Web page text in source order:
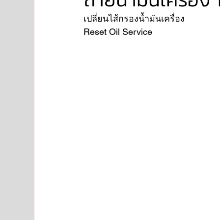
FORD JAGUAR
เปลี่ยนไส้กรองน้ำมันเครื่อง
Reset Oil Service